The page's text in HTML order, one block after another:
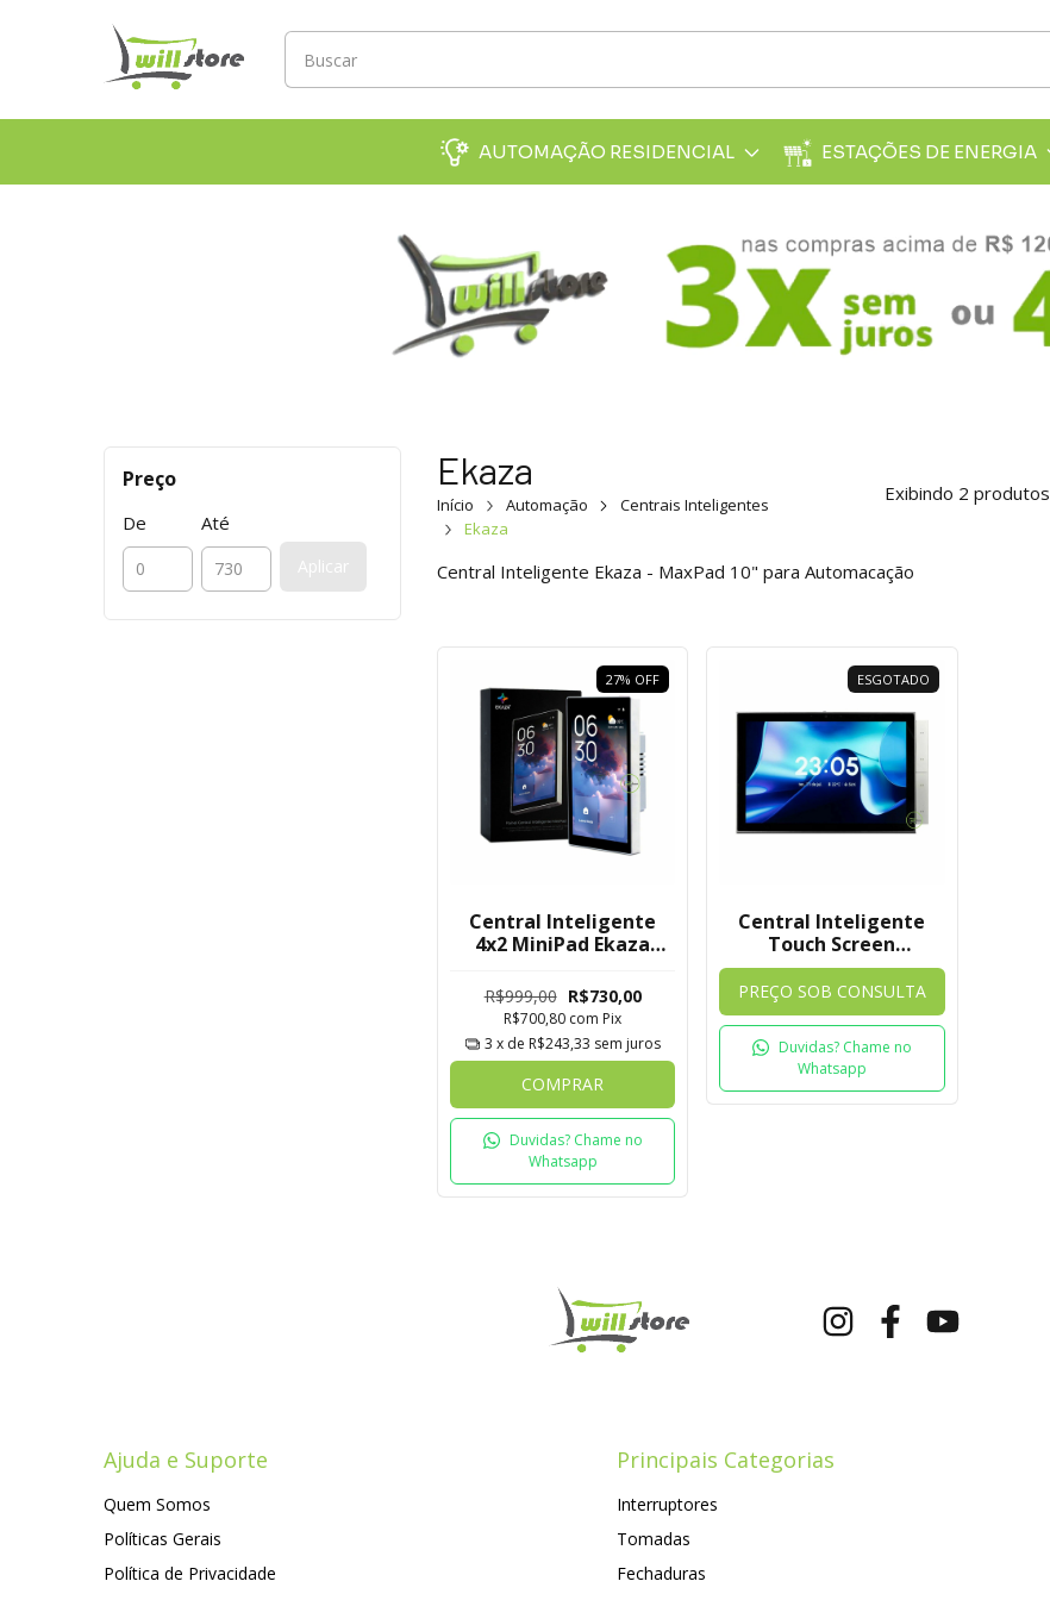
AUTOMAÇÃO RESIDENCIAL ESTAÇÕES DE ENERGIA
Preço
De Até
Aplicar
Ekaza
Início Automação
Centrais Inteligentes
Ekaza
Exibindo 2 produtos
Central Inteligente Ekaza - MaxPad 10" para Automacação
27% OFF
Central Inteligente
4x2 MiniPad Ekaza
R$999,00 R$730,00
R$700,80 com Pix
3 x de R$243,33 sem juros
COMPRAR
Duvidas? Chame no
Whatsapp
ESGOTADO
Central Inteligente
Touch Screen
MaxPad Ekaza 10
Polegadas
PREÇO SOB CONSULTA
Duvidas? Chame no
Whatsapp
Ajuda e Suporte
Quem Somos
Políticas Gerais
Política de Privacidade
Principais Categorias
Interruptores
Tomadas
Fechaduras